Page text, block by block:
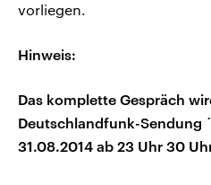
vorliegen.
Hinweis:
Das komplette Gespräch
Deutschlandfunk-Sendung
31.08.2014 ab 23 Uhr 30